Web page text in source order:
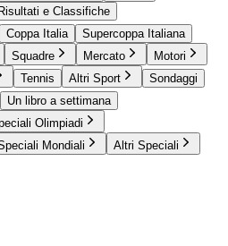
Risultati e Classifiche
Coppa Italia
Supercoppa Italiana
Squadre Mercato
Motori
Tennis Altri Sport
Sondaggi
Un libro a settimana
Olimpiadi
Mondiali Altri Speciali